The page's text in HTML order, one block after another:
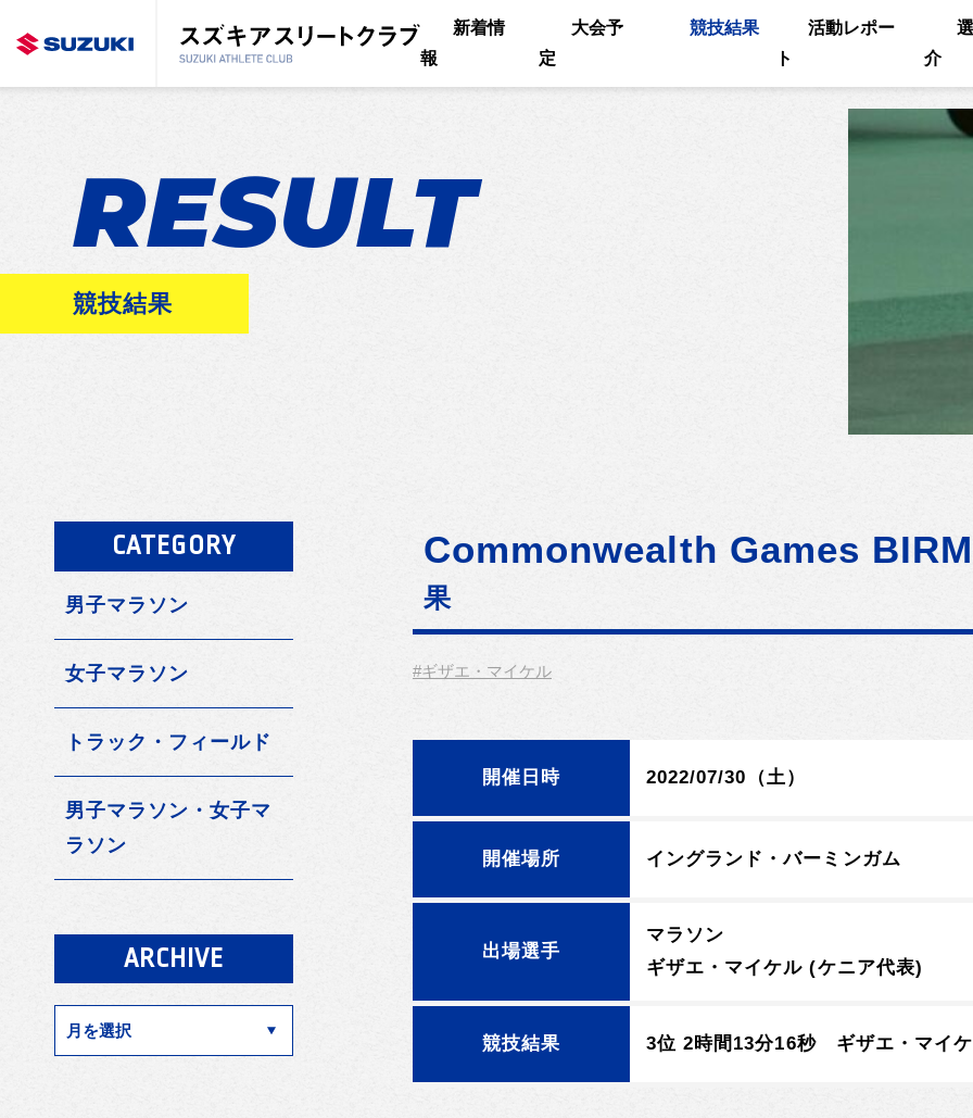
新着情
報
大会予
定
競技結果
活動レポー
ト
介
RESULT
競技結果
Commonwealth Games
果
#ギザエ・マイケル
開催日時 2022/07/30（土）
開催場所 イングランド・バーミンガム
出場選手
マラソン
ギザエ・マイケル (ケニア代表)
競技結果 3位 2時間13分16秒 ギザエ・マイ
CATEGORY
男子マラソン
女子マラソン
トラック・フィールド
男子マラソン・女子マ
ラソン
ARCHIVE